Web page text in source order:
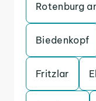
Rotenburg
Biedenkopf
Fritzlar